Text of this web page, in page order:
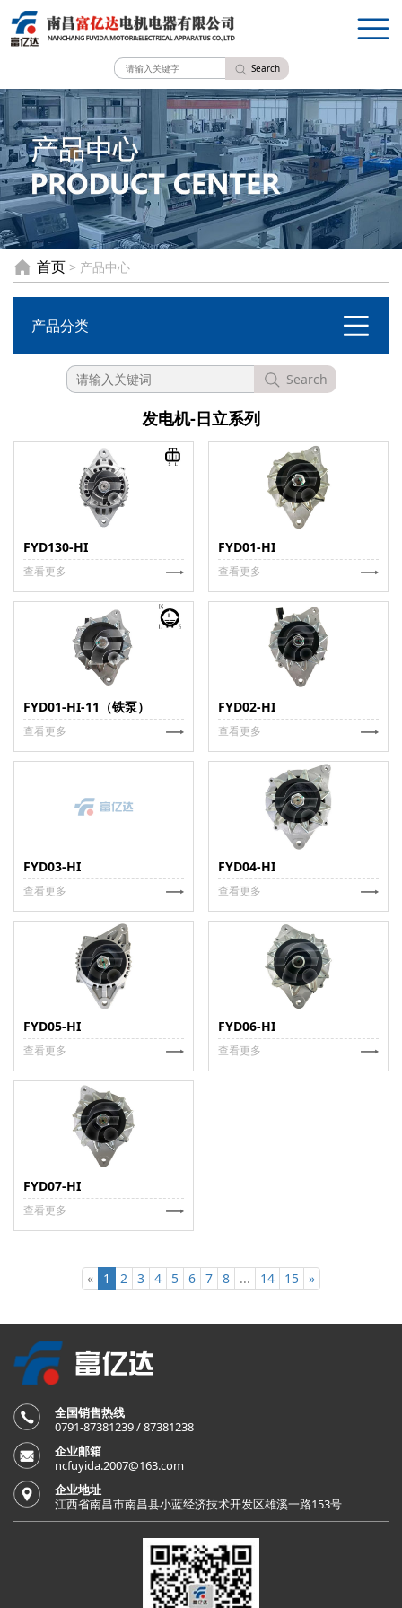
Search
首页 > 产品中心
产品分类
Search
发电机-日立系列
FYD130-HI
查看更多
FYD01-HI
查看更多
FYD01-HI-11（铁泵）
查看更多
FYD02-HI
查看更多
FYD03-HI
查看更多
FYD04-HI
查看更多
FYD05-HI
查看更多
FYD06-HI
查看更多
FYD07-HI
查看更多
« 1 2 3 4 5 6 7 8 ... 14 15 »
全国销售热线
0791-87381239 / 87381238
企业邮箱
ncfuyida.2007@163.com
企业地址
江西省南昌市南昌县小蓝经济技术开发区雄溪一路153号